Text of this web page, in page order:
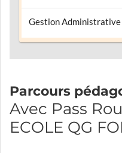
Gestion Administrative
Parcours
Avec Pass
ECOLE QG